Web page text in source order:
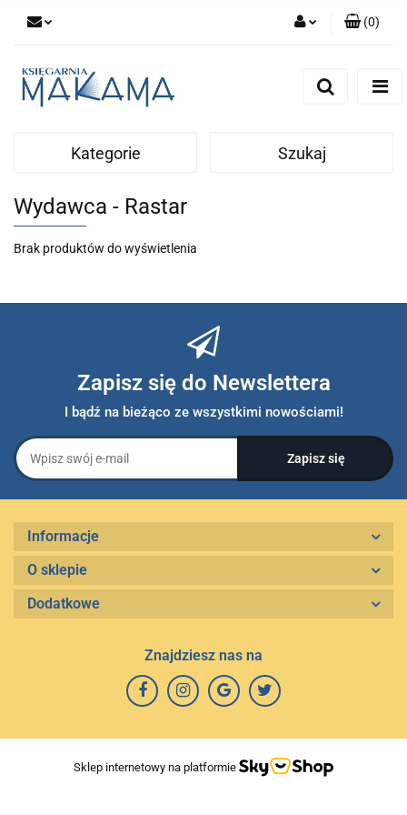
(0)
Kategorie Szukaj
Wydawca - Rastar
Brak produktów do wyświetlenia
Zapisz się do Newslettera
I bądź na bieżąco ze wszystkimi nowościami!
Informacje
O sklepie
Dodatkowe
Znajdziesz nas na
Sklep internetowy na platformie